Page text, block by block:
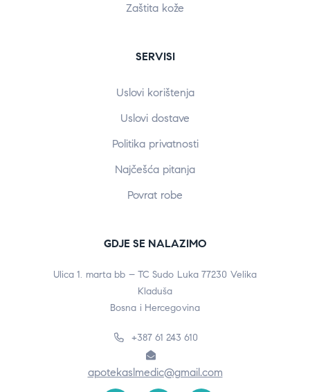
Zaštita kože
SERVISI
Uslovi korištenja
Uslovi dostave
Politika privatnosti
Najčešća pitanja
Povrat robe
GDJE SE NALAZIMO
Ulica 1. marta bb – TC Sudo Luka 77230 Velika
Kladuša
Bosna i Hercegovina
+387 61 243 610
apotekaslmedic@gmail.com